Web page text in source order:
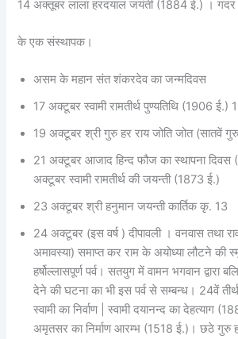
14 अक्तूबर लाला हरदयाल जयंती (1884 ई.) । गदर
के एक संस्थापक।
असम के महान संत शंकरदेव का जन्मदिवस
17 अक्टूबर स्वामी रामतीर्थ पुण्यतिथि (1906 ई.) 1
19 अक्टूबर श्री गुरु हर राय जोति जोत (सातवें
21 अक्टूबर आजाद हिन्द फौज का स्थापना
अक्टूबर स्वामी रामतीर्थ की जयन्ती (1873 ई.)
23 अक्टूबर श्री हनुमान जयन्ती कार्तिक कृ. 13
24 अक्टूबर (इस वर्ष ) दीपावली । वनवास तथा
अमावस्या) समाप्त कर राम के अयोध्या लौटने की
हर्षोल्लासपूर्ण पर्व। सतयुग में वामन भगवान द्वारा
देने की घटना का भी इस पर्व से सम्बन्ध। 24वें
स्वामी का निर्वाण | स्वामी दयानन्द का देहत्याग
अमृतसर का निर्माण आरम्भ (1518 ई.)। छठे गुरु